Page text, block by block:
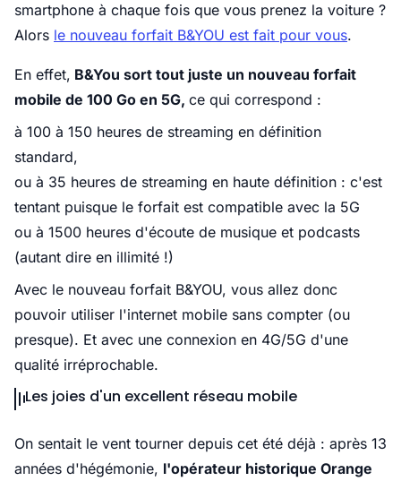
smartphone à chaque fois que vous prenez la voiture ?
Alors le nouveau forfait B&YOU est fait pour vous.
En effet, B&You sort tout juste un nouveau forfait
mobile de 100 Go en 5G, ce qui correspond :
à 100 à 150 heures de streaming en définition
standard,
ou à 35 heures de streaming en haute définition : c'est
tentant puisque le forfait est compatible avec la 5G
ou à 1500 heures d'écoute de musique et podcasts
(autant dire en illimité !)
Avec le nouveau forfait B&YOU, vous allez donc
pouvoir utiliser l'internet mobile sans compter (ou
presque). Et avec une connexion en 4G/5G d'une
qualité irréprochable.
Les joies d'un excellent réseau mobile
On sentait le vent tourner depuis cet été déjà : après 13
années d'hégémonie, l'opérateur historique Orange